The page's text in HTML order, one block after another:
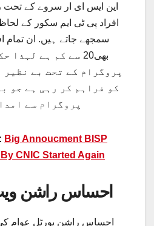
این ایس ای ار سروے کے تحت
افراد پی ٹی ایم سکور کے
سمجھے جاتے ہیں. ان تمام
بھی20 سے کم ہے
پروگرام کے تحت بے نظیر
کو فراہم کر رہی ہے جو
پروگرام سے
Big Annoucment BISP
CNIC Started Again
8123 احساس راشن